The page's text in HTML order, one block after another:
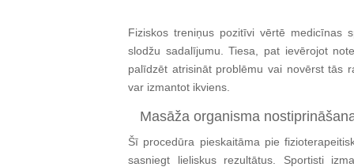
Fiziskos treniņus pozitīvi vērtē medicīnas
slodžu sadalījumu. Tiesa, pat ievērojot
palīdzēt atrisināt problēmu vai novērst tās
var izmantot ikviens.
Masāža organisma
Šī procedūra pieskaitāma pie
sasniegt lieliskus rezultātus. Sportisti